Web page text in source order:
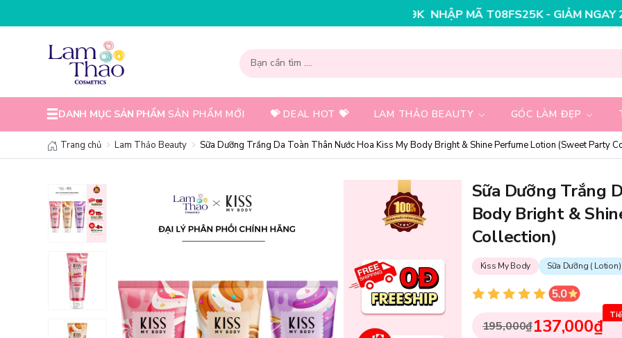
NHẬP MÃ T08FS30K - GIẢM NGAY 30K CHO ĐƠN HÀNG 199K
DANH MỤC SẢN PHẨM SẢN PHẨM MỚI 💝 DEAL HOT 💝 LAM THẢO BEAUTY GÓC LÀM ĐẸP
Trang chủ Lam Thảo Beauty Sữa Dưỡng Trắng Da Toàn Thân Nước Hoa Kiss My Body Bright & Shine Perfume Lotion (Sweet Party
Sữa Dưỡng Trắng
Body Bright &
Collection)
Kiss My Body Sữa Dưỡng ( Lotion)
195,000₫137,000₫